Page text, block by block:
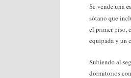
Se vende una
sótano que
el primer piso,
equipada y un
Subiendo al
dormitorios